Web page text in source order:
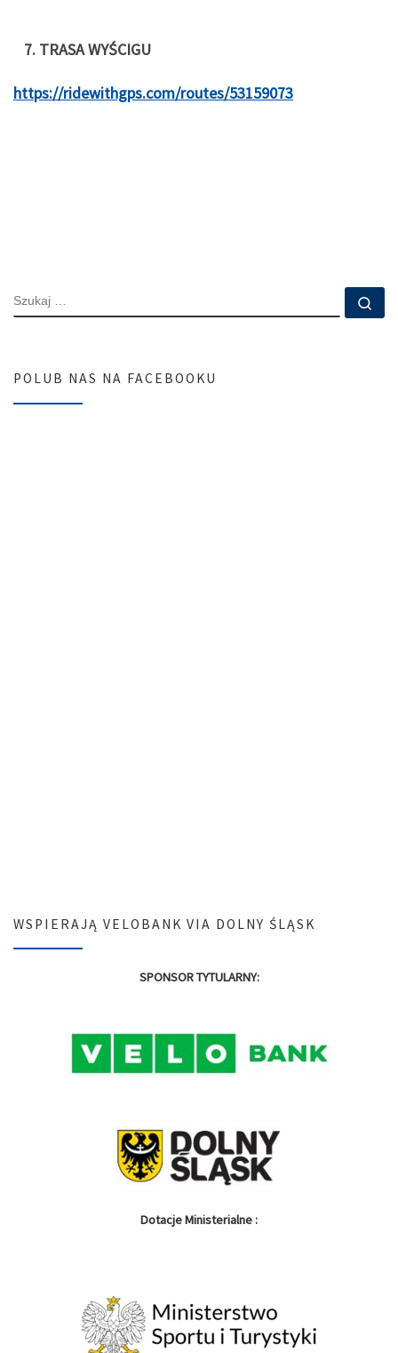
7. TRASA WYŚCIGU
https://ridewithgps.com/routes/53159073
SZUKAJ
POLUB NAS NA FACEBOOKU
WSPIERAJĄ VELOBANK VIA DOLNY ŚLĄSK
SPONSOR TYTULARNY:
Dotacje Ministerialne :